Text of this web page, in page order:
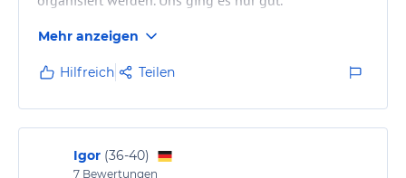
Mehr anzeigen
Hilfreich Teilen
Igor (36-40)
7 Bewertungen